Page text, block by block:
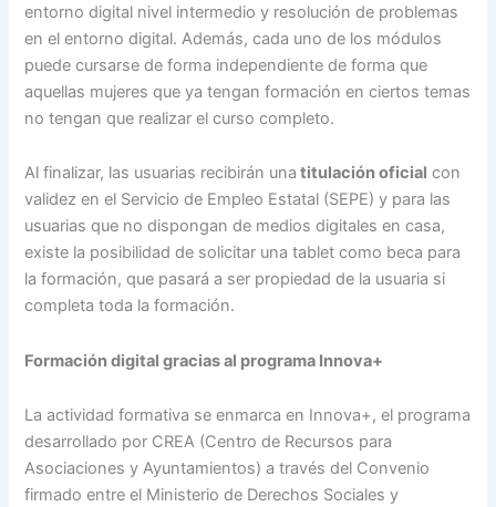
entorno digital nivel intermedio y resolución de problemas
en el entorno digital. Además, cada uno de los módulos
puede cursarse de forma independiente de forma que
aquellas mujeres que ya tengan formación en ciertos temas
no tengan que realizar el curso completo.
Al finalizar, las usuarias recibirán una titulación oficial con
validez en el Servicio de Empleo Estatal (SEPE) y para las
usuarias que no dispongan de medios digitales en casa,
existe la posibilidad de solicitar una tablet como beca para
la formación, que pasará a ser propiedad de la usuaria si
completa toda la formación.
Formación digital gracias al programa Innova+
La actividad formativa se enmarca en Innova+, el programa
desarrollado por CREA (Centro de Recursos para
Asociaciones y Ayuntamientos) a través del Convenio
firmado entre el Ministerio de Derechos Sociales y